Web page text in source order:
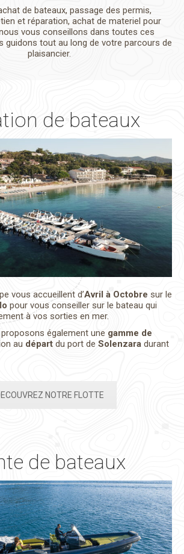
de bateaux, passage des permis,
et réparation, achat de materiel pour
vous conseillons dans toutes ces
guidons tout au long de votre parcours de
plaisancier.
de bateaux
vous accueillent d’Avril à Octobre sur le
pour vous conseiller sur le bateau qui
à vos sorties en mer.
également une gamme de
au départ du port de Solenzara durant
NOTRE FLOTTE
de bateaux